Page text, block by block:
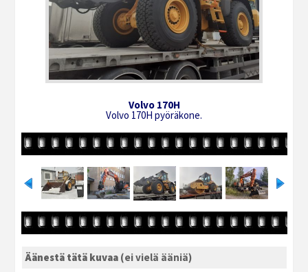
Volvo 170H
Volvo 170H pyöräkone.
Äänestä tätä kuvaa (ei vielä ääniä)